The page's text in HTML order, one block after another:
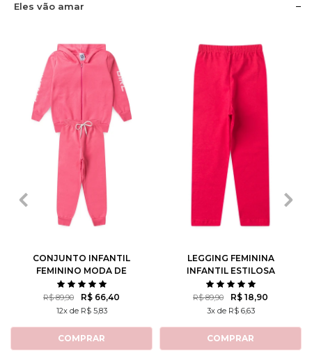
Eles vão amar
2 4
CONJUNTO INFANTIL
FEMININO MODA DE
MENINAS
R$ 89,90 R$ 66,40
12x de R$ 5,83
COMPRAR
8
10 12
LEGGING FEMININA
INFANTIL ESTILOSA
R$ 89,90 R$ 18,90
3x de R$ 6,63
COMPRAR